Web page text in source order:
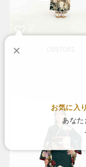
お気に入
あな
×